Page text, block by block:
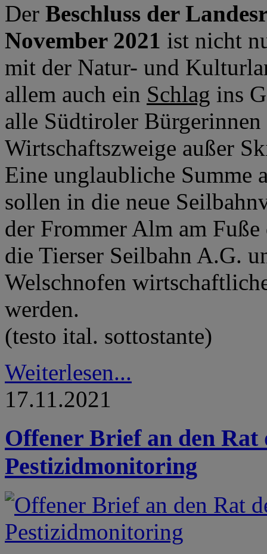
Der Beschluss der
November 2021 ist nicht
mit der Natur- und
allem auch ein Schlag ins
alle Südtiroler
Wirtschaftszweige außer
Eine unglaubliche Summe
sollen in die neue
der Frommer Alm am
die Tierser Seilbahn A.G.
Welschnofen
werden.
(testo ital. sottostante)
Weiterlesen...
17.11.2021
Offener Brief an den Rat
Pestizidmonitoring